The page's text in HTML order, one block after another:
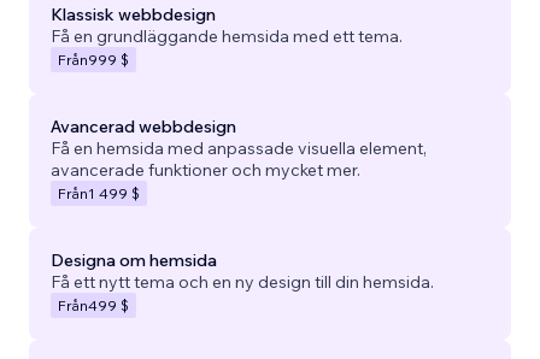
Klassisk webbdesign
Få en grundläggande hemsida med ett tema.
Från999 $
Avancerad webbdesign
Få en hemsida med anpassade visuella element,
avancerade funktioner och mycket mer.
Från1 499 $
Designa om hemsida
Få ett nytt tema och en ny design till din hemsida.
Från499 $